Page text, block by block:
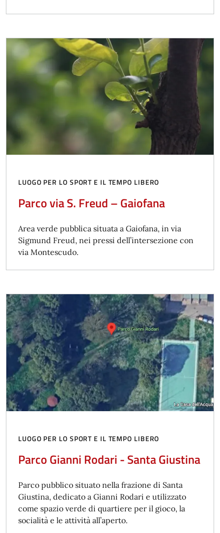
LUOGO PER LO SPORT E IL TEMPO LIBERO
Parco via S. Freud – Gaiofana
Area verde pubblica situata a Gaiofana, in via
Sigmund Freud, nei pressi dell’intersezione con
via Montescudo.
LUOGO PER LO SPORT E IL TEMPO LIBERO
Parco Gianni Rodari - Santa Giustina
Parco pubblico situato nella frazione di Santa
Giustina, dedicato a Gianni Rodari e utilizzato
come spazio verde di quartiere per il gioco, la
socialità e le attività all’aperto.